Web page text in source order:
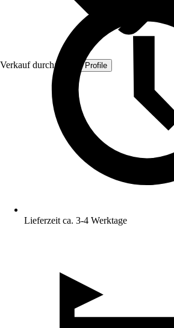
Verkauf durch: Quest Profile
Lieferzeit ca. 3-4 Werktage